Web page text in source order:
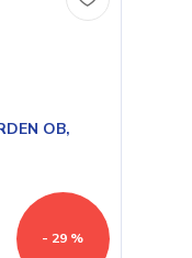
- 29 %